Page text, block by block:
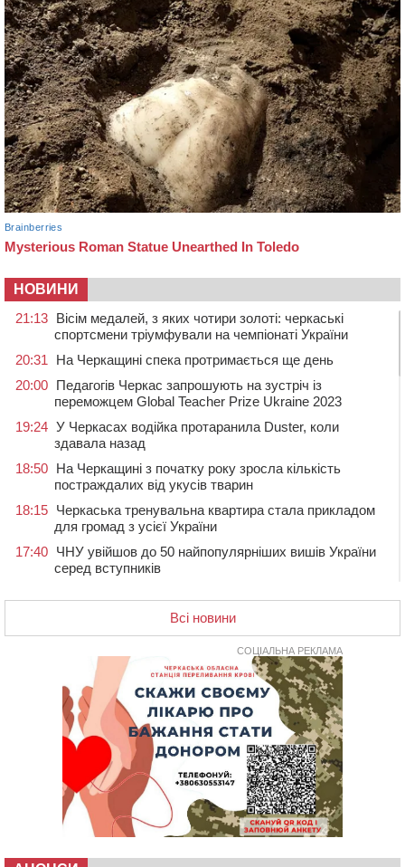
НОВИНИ
21:13 Вісім медалей, з яких чотири золоті: черкаські
спортсмени тріумфували на чемпіонаті України
20:31
На Черкащині спека протримається ще день
20:00 Педагогів Черкас запрошують на зустріч із
переможцем Global Teacher Prize Ukraine 2023
19:24 У Черкасах водійка протаранила Duster, коли
здавала назад
18:50 На Черкащині з початку року зросла кількість
постраждалих від укусів тварин
18:15 Черкаська тренувальна квартира стала прикладом
для громад з усієї України
17:40 ЧНУ увійшов до 50 найпопулярніших вишів України
серед вступників
контейнерний майданчик
16:32
Без розтину грудної клітки: у Черкасах 75-річній
пацієнтці замінили аортальний клапан
У Черкаському онкоцентрі встановили сонячну
електростанцію за понад пів мільйона гривень
У Київській області прощаються з полеглим на
фронті жителем Монастирищини
У Черкасах містяни через нову скляну зупинку і
вирізані дерева потерпають від спеки: Бондаренко
обіцяє масштабне озеленення
Провокував конфлікт і зачинився в автівці: у ТЦК
Всі новини
СОЦІАЛЬНА РЕКЛАМА